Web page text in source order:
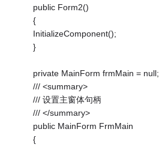
public Form2()
{
InitializeComponent();
}
private MainForm frmMain = null;
/// <summary>
/// 设置主窗体句柄
/// </summary>
public MainForm FrmMain
{